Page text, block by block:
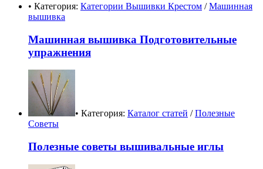
• Категория: Категории Вышивки Крестом /Машинная
вышивка
Машинная вышивка Подготовительные
упражнения
• Категория: Каталог статей /Полезные
Советы
Полезные советы вышивальные иглы